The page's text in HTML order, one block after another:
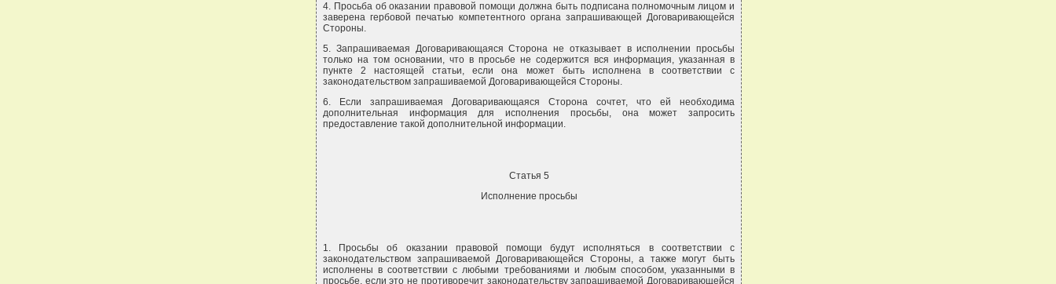
4. Просьба об оказании правовой помощи должна быть подписана полномочным лицом и
заверена гербовой печатью компетентного органа запрашивающей Договаривающейся
Стороны.
5. Запрашиваемая Договаривающаяся Сторона не отказывает в исполнении просьбы
только на том основании, что в просьбе не содержится вся информация, указанная в
пункте 2 настоящей статьи, если она может быть исполнена в соответствии с
законодательством запрашиваемой Договаривающейся Стороны.
6. Если запрашиваемая Договаривающаяся Сторона сочтет, что ей необходима
дополнительная информация для исполнения просьбы, она может запросить
предоставление такой дополнительной информации.
Статья 5
Исполнение просьбы
1. Просьбы об оказании правовой помощи будут исполняться в соответствии с
законодательством запрашиваемой Договаривающейся Стороны, а также могут быть
исполнены в соответствии с любыми требованиями и любым способом, указанными в
просьбе, если это не противоречит законодательству запрашиваемой Договаривающейся